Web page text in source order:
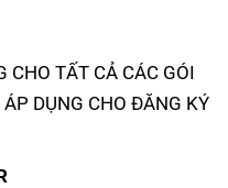
CHO TẤT CẢ CÁC GÓI
DỤNG CHO ĐĂNG KÝ